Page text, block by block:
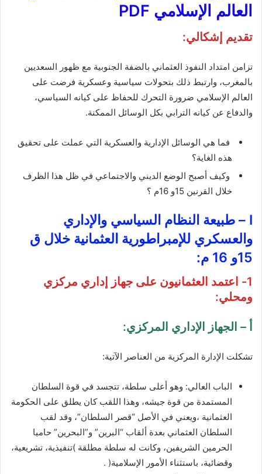
العالم الإسلامي PDF
تقديم إشكالي:
تزامن امتداد النفوذ العثماني بالضفة الجنوبية مع ظهور السعديين
بالمغرب، وارتبط ذلك بتحولات سياسية وعسكرية فرضت على
العالم الإسلامي ضرورة التحرك للحفاظ على كيانه السياسي،
والدفاع عن كيانه الترابي بكل الوسائل الممكنة.
فما هي الوسائل الإدارية والعسكرية التي عملت على تحقيق
هذه الغاية؟
وكيف أصبح الوضع الديني والاجتماعي في ظل هذا الظرف
خلال القرنين 15و 16م ؟
I – طبيعة النظام السياسي والإداري
والعسكري للإمبراطورية العثمانية خلال ق
15و 16 م:
1- اعتمد العثمانيون على جهاز إداري مركزي
ومحلي:
أ – الجهاز الإداري المركزي:
تشكلت الإدارة المركزية من العناصر الآتية:
الباب العالي: وهو أعلى سلطة، تتجسد في قوة السلطان
المستمدة من قوة جيشه، وهذا اللقب كان يطلق على الحكومة
العثمانية ،ويعني في الأصل “قصر السلطان”، وقد لقب
السلطان العثماني بعدة ألقاب “البرين” و”البحرين” حاميا
الحرمين الشريفين، وكانت له سلطة مطلقة )تنفيذية، تشريعية،
وقضائية، باستثناء الأمور الإسلامية( .